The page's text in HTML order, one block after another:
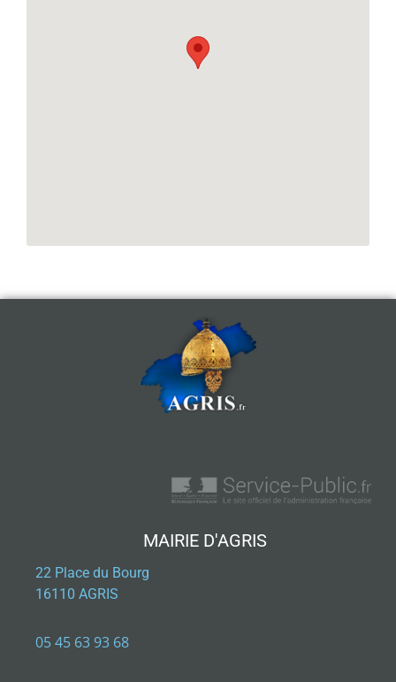
MAIRIE D'AGRIS
22 Place du Bourg
16110 AGRIS
05 45 63 93 68